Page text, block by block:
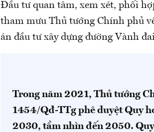
Đầu tư quan tâm, xem xét, phối
tham mưu Thủ tướng Chính phủ
án đầu tư xây dựng đường Vành
Trong năm 2021, Thủ tướng
1454/Qđ-TTg phê duyệt Quy
2030, tầm nhìn đến 2050.